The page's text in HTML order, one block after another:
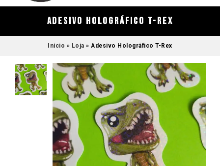
Adesivo Holográfico T-Rex
Início » Loja »Adesivo Holográfico T-Rex